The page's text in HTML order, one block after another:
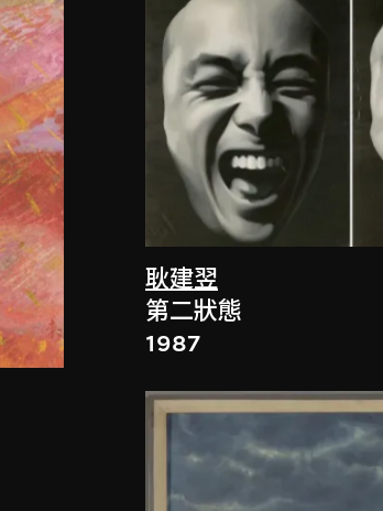
耿建翌
第二狀態
1987